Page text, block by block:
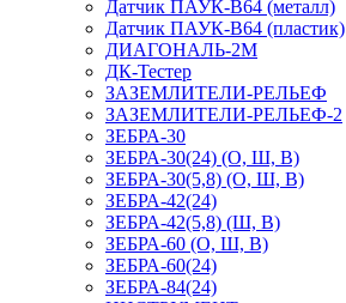
Датчик ПАУК-В64 (металл)
Датчик ПАУК-В64 (пластик)
ДИАГОНАЛЬ-2М
ДК-Тестер
ЗАЗЕМЛИТЕЛИ-РЕЛЬЕФ
ЗАЗЕМЛИТЕЛИ-РЕЛЬЕФ-2
ЗЕБРА-30
ЗЕБРА-30(24) (О, Ш, В)
ЗЕБРА-30(5,8) (О, Ш, В)
ЗЕБРА-42(24)
ЗЕБРА-42(5,8) (Ш, В)
ЗЕБРА-60 (О, Ш, В)
ЗЕБРА-60(24)
ЗЕБРА-84(24)